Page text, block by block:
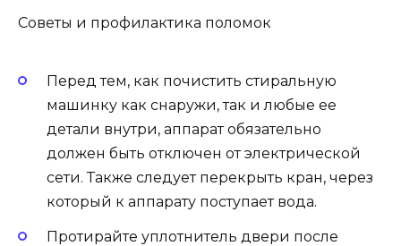
Советы и профилактика поломок
Перед тем, как почистить стиральную
машинку как снаружи, так и любые ее
детали внутри, аппарат обязательно
должен быть отключен от электрической
сети. Также следует перекрыть кран, через
который к аппарату поступает вода.
Протирайте уплотнитель двери после